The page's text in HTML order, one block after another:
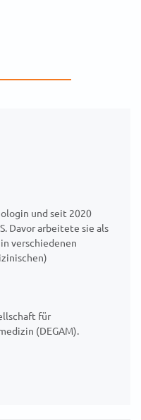
und seit 2020
Davor arbeitete sie als
verschiedenen
für
(DEGAM).